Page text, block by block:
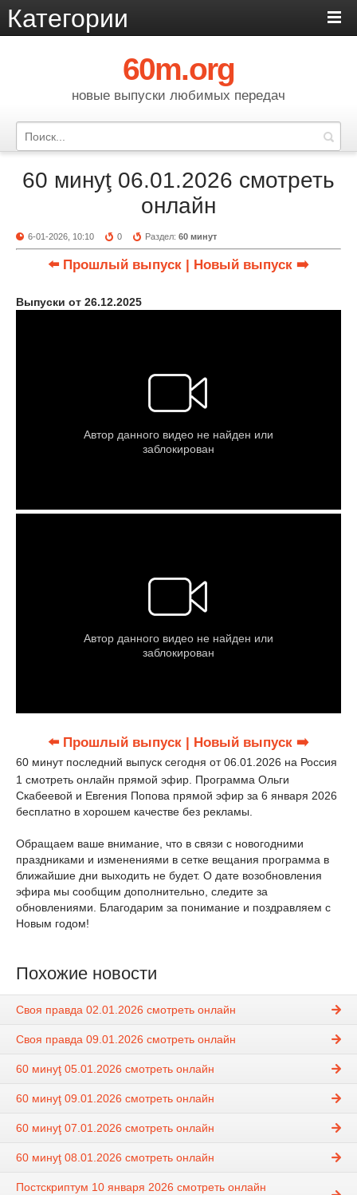
Категории
60m.org
новые выпуски любимых передач
60 минуţ 06.01.2026 смотреть
онлайн
6-01-2026, 10:10 0 Раздел:60 минут
⬅️ Прошлый выпуск | Новый выпуск ➡️
Выпуски от 26.12.2025
⬅️ Прошлый выпуск | Новый выпуск ➡️
60 минут последний выпуск сегодня от 06.01.2026 на Россия
1 смотреть онлайн прямой эфир. Программа Ольги
Скабеевой и Евгения Попова прямой эфир за 6 января 2026
бесплатно в хорошем качестве без рекламы.
Обращаем ваше внимание, что в связи с новогодними
праздниками и изменениями в сетке вещания программа в
ближайшие дни выходить не будет. О дате возобновления
эфира мы сообщим дополнительно, следите за
обновлениями. Благодарим за понимание и поздравляем с
Новым годом!
Похожие новости
Своя правда 02.01.2026 смотреть онлайн
Своя правда 09.01.2026 смотреть онлайн
60 минуţ 05.01.2026 смотреть онлайн
60 минуţ 09.01.2026 смотреть онлайн
60 минуţ 07.01.2026 смотреть онлайн
60 минуţ 08.01.2026 смотреть онлайн
Постскриптум 10 января 2026 смотреть онлайн